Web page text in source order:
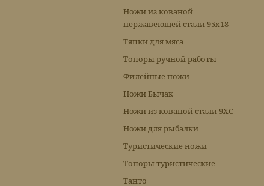
Ножи из кованой
нержавеющей стали 95х18
Тяпки для мяса
Топоры ручной работы
Филейные ножи
Ножи Бычак
Ножи из кованой стали 9ХС
Ножи для рыбалки
Туристические ножи
Топоры туристические
Танто